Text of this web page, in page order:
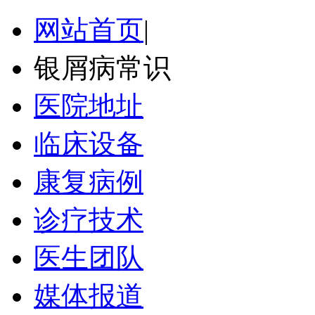
网站首页|
银屑病常识
医院地址
临床设备
康复病例
诊疗技术
医生团队
媒体报道